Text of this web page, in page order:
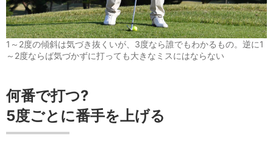
1～2度の傾斜は気づき抜くいが、3度なら誰でもわかるもの。逆に1
～2度ならば気づかずに打っても大きなミスにはならない
何番で打つ?
5度ごとに番手を上げる